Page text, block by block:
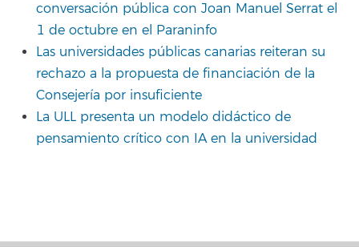
conversación pública con Joan Manuel Serrat el
1 de octubre en el Paraninfo
Las universidades públicas canarias reiteran su
rechazo a la propuesta de financiación de la
Consejería por insuficiente
La ULL presenta un modelo didáctico de
pensamiento crítico con IA en la universidad